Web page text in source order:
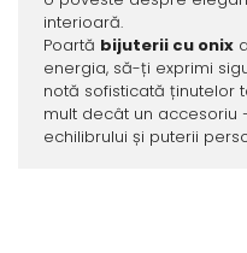
interioară.
Poartă bijuterii cu onix
energia, să-ți exprimi
notă sofisticată ținutelor
mult decât un accesoriu
echilibrului și puterii